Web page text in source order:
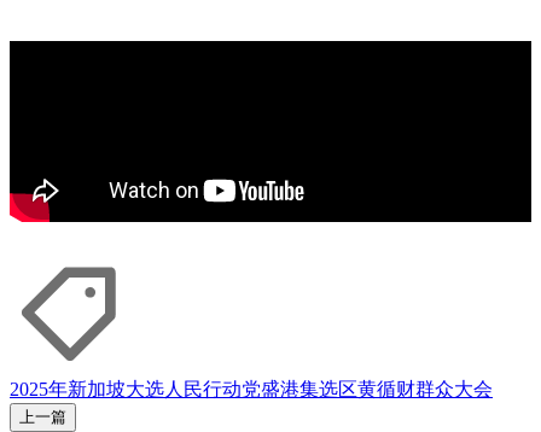
2025年新加坡大选人民行动党盛港集选区黄循财群众大会
上一篇